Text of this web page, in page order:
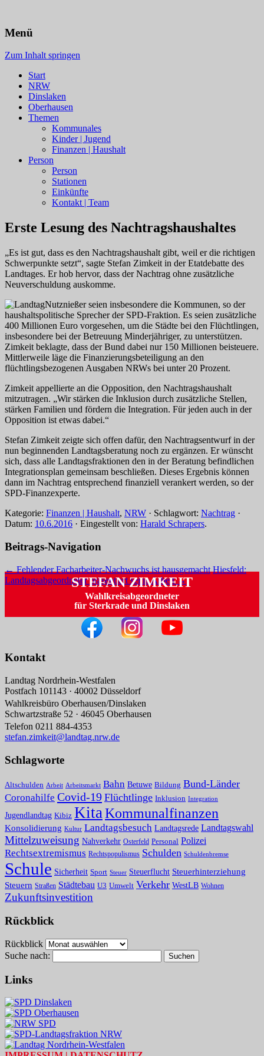
Menü
Zum Inhalt springen
Start
NRW
Dinslaken
Oberhausen
Themen
Kommunales
Kinder | Jugend
Finanzen | Haushalt
Person
Person
Stationen
Einkünfte
Kontakt | Team
Erste Lesung des Nachtragshaushaltes
„Es ist gut, dass es den Nachtragshaushalt gibt, weil er die richtigen
Schwerpunkte setzt“, sagte Stefan Zimkeit in der Etatdebatte des
Landtages. Er hob hervor, dass der Nachtrag ohne zusätzliche
Neuverschuldung auskomme.
Nutznießer seien insbesondere die Kommunen, so der
haushaltspolitische Sprecher der SPD-Fraktion. Es seien zusätzliche
400 Millionen Euro vorgesehen, um die Städte bei den Flüchtlingen,
insbesondere bei der Betreuung Minderjähriger, zu unterstützen.
Zimkeit beklagte, dass der Bund dabei nur 150 Millionen beisteuere.
Mittlerweile läge die Finanzierungsbeteiligung an den
flüchtlingsbezogenen Ausgaben NRWs bei unter 20 Prozent.
Zimkeit appellierte an die Opposition, den Nachtragshaushalt
mitzutragen. „Wir stärken die Inklusion durch zusätzliche Stellen,
stärken Familien und fördern die Integration. Für jeden auch in der
Opposition ist etwas dabei.“
Stefan Zimkeit zeigte sich offen dafür, den Nachtragsentwurf in der
nun beginnenden Landtagsberatung noch zu ergänzen. Er wünscht
sich, dass alle Landtagsfraktionen den in der Beratung befindlichen
Integrationsplan gemeinsam beschließen. Dieses Ergebnis können
dann im Nachtrag entsprechend finanziell verankert werden, so der
SPD-Finanzexperte.
Kategorie: Finanzen | Haushalt, NRW · Schlagwort: Nachtrag ·
Datum: 10.6.2016 · Eingestellt von: Harald Schrapers.
Beitrags-Navigation
←Fehlender Facharbeiter-Nachwuchs ist hausgemacht Hiesfeld:
Landtagsabgeordneter präsentiert seine Arbeit→
STEFAN ZIMKEIT
Wahlkreisabgeordneter
für Sterkrade und Dinslaken
Kontakt
Landtag Nordrhein-Westfalen
Postfach 101143 · 40002 Düsseldorf
Wahlkreisbüro Oberhausen/Dinslaken
Schwartzstraße 52 · 46045 Oberhausen
Telefon 0211 884-4353
stefan.zimkeit@landtag.nrw.de
Schlagworte
Altschulden Arbeit Arbeitsmarkt Bahn Betuwe Bildung Bund-Länder
Coronahilfe Covid-19 Flüchtlinge Inklusion Integration
Jugendlandtag Kibiz Kita Kommunalfinanzen
Konsolidierung Kultur Landtagsbesuch Landtagsrede Landtagswahl
Mittelzuweisung Nahverkehr Osterfeld Personal Polizei
Rechtsextremismus Rechtspopulismus Schulden Schuldenbremse
Schule Sicherheit Sport Steuer Steuerflucht Steuerhinterziehung
Steuern Straßen Städtebau U3 Umwelt Verkehr WestLB Wohnen
Zukunftsinvestition
Rückblick
Rückblick
Suche nach:
Links